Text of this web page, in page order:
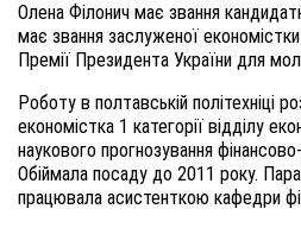
Олена Філонич має звання
має звання заслуженої
Премії Президента України для
Роботу в полтавській політехніці
економістка 1 категорії відділу
наукового прогнозування
Обіймала посаду до 2011 року.
працювала асистенткою кафедри